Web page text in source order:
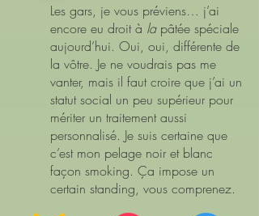
Les gars, je vous préviens… j’ai
encore eu droit à lapâtée spéciale
aujourd’hui. Oui, oui, différente de
la vôtre. Je ne voudrais pas me
vanter, mais il faut croire que j’ai un
statut social un peu supérieur pour
mériter un traitement aussi
personnalisé. Je suis certaine que
c’est mon pelage noir et blanc
façon smoking. Ça impose un
certain standing, vous comprenez.